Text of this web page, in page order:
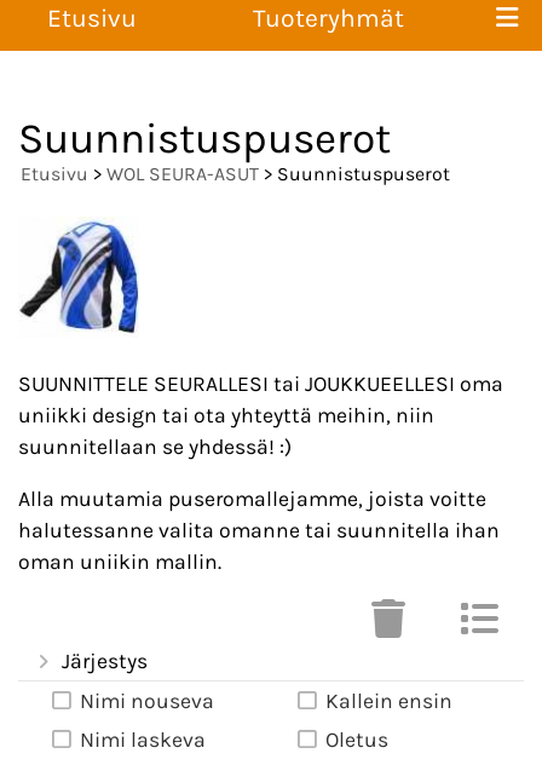
Etusivu Tuoteryhmät
Suunnistuspuserot
Etusivu > WOL SEURA-ASUT > Suunnistuspuserot
SUUNNITTELE SEURALLESI tai JOUKKUEELLESI oma
uniikki design tai ota yhteyttä meihin, niin
suunnitellaan se yhdessä! :)
Alla muutamia puseromallejamme, joista voitte
halutessanne valita omanne tai suunnitella ihan
oman uniikin mallin.
Järjestys
Nimi nouseva
Nimi laskeva
Kallein ensin
Oletus